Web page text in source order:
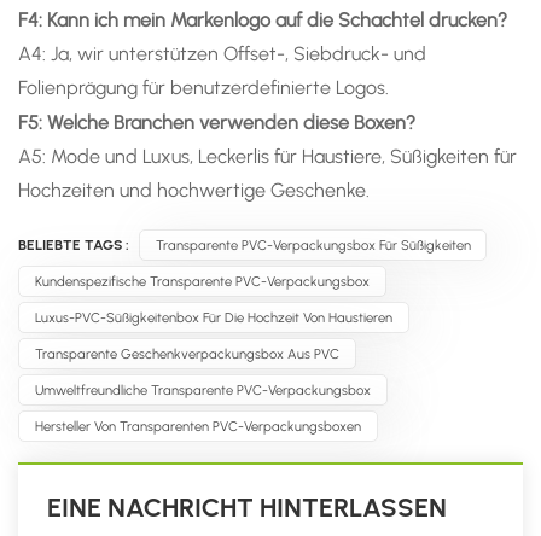
F4: Kann ich mein Markenlogo auf die Schachtel drucken?
A4: Ja, wir unterstützen Offset-, Siebdruck- und
Folienprägung für benutzerdefinierte Logos.
F5: Welche Branchen verwenden diese Boxen?
A5: Mode und Luxus, Leckerlis für Haustiere, Süßigkeiten für
Hochzeiten und hochwertige Geschenke.
BELIEBTE TAGS : Transparente PVC-Verpackungsbox Für Süßigkeiten
Kundenspezifische Transparente PVC-Verpackungsbox
Luxus-PVC-Süßigkeitenbox Für Die Hochzeit Von Haustieren
Transparente Geschenkverpackungsbox Aus PVC
Umweltfreundliche Transparente PVC-Verpackungsbox
Hersteller Von Transparenten PVC-Verpackungsboxen
EINE NACHRICHT HINTERLASSEN